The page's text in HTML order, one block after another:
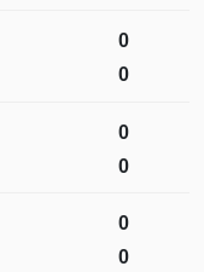
0
0
0
0
0
0